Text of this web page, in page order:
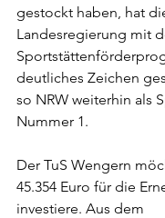
gestockt haben, hat
Landesregierung mit
deutliches Zeichen
so NRW weiterhin als
Nummer 1.
Der TuS Wengern
45.354 Euro für die
investiere. Aus dem